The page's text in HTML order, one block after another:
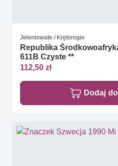
Jeleniowate / Krętorogie
Republika
611B Czyste **
112,50 zł
Dodaj